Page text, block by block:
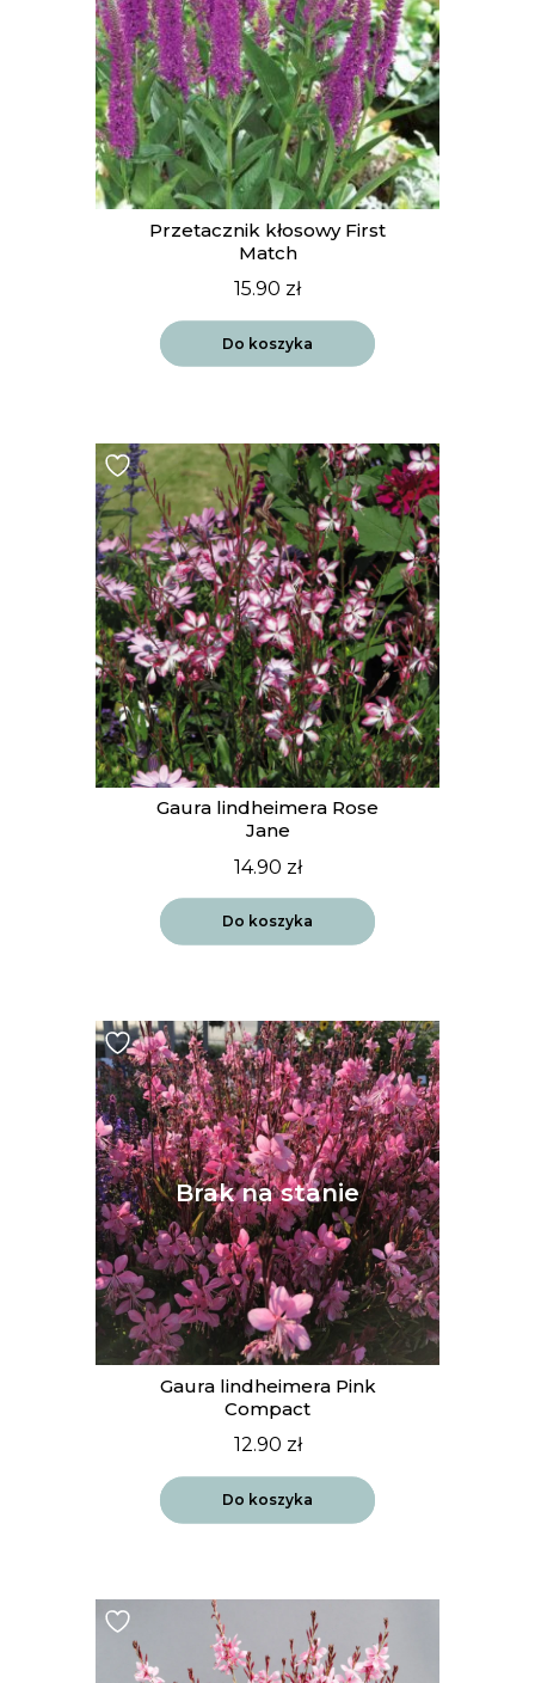
Przetacznik kłosowy First
Match
15.90 zł
Do koszyka
Gaura lindheimera Rose
Jane
14.90 zł
Do koszyka
Gaura lindheimera Pink
Compact
12.90 zł
Do koszyka